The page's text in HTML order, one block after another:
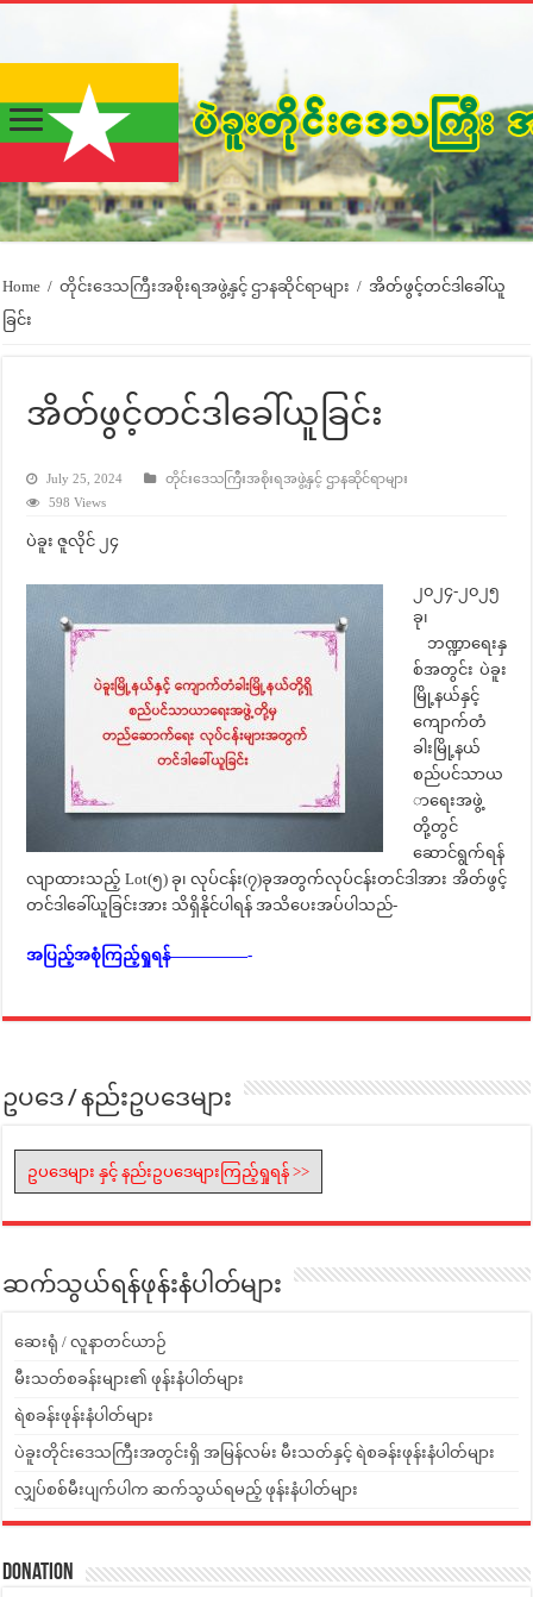
Home / တိုင်းဒေသကြီးအစိုးရအဖွဲ့နှင့် ဌာနဆိုင်ရာများ / အိတ်ဖွင့်တင်ဒါခေါ်ယူ
ခြင်း
အိတ်ဖွင့်တင်ဒါခေါ်ယူခြင်း
July 25, 2024
တိုင်းဒေသကြီးအစိုးရအဖွဲ့နှင့် ဌာနဆိုင်ရာများ
598 Views
ပဲခူး ဇူလိုင် ၂၄
၂၀၂၄-၂၀၂၅
ခု၊
ဘဏ္ဍာရေးနှ
စ်အတွင်း ပဲခူး
မြို့နယ်နှင့်
‌ကျောက်တံ
ခါးမြို့နယ်
စည်ပင်သာယ
ာရေးအဖွဲ့
တို့တွင်
ဆောင်ရွက်ရန်
လျာထားသည့် Lot(၅) ခု၊ လုပ်ငန်း(၇)ခုအတွက်လုပ်ငန်းတင်ဒါအား အိတ်ဖွင့်
တင်ဒါခေါ်ယူခြင်းအား သိရှိနိုင်ပါရန် အသိပေးအပ်ပါသည်-
အပြည့်အစုံကြည့်ရှုရန်—————-
ဥပဒေ / နည်းဥပဒေများ
ဥပဒေများ နှင့် နည်းဥပဒေများကြည့်ရှုရန် >>
ဆက်သွယ်ရန်ဖုန်းနံပါတ်များ
ဆေးရုံ / လူနာတင်ယာဉ်
မီးသတ်စခန်းများ၏ ဖုန်းနံပါတ်များ
ရဲစခန်းဖုန်းနံပါတ်များ
ပဲခူးတိုင်းဒေသကြီးအတွင်းရှိ အမြန်လမ်း မီးသတ်နှင့် ရဲစခန်းဖုန်းနံပါတ်များ
လျှပ်စစ်မီးပျက်ပါက ဆက်သွယ်ရမည့် ဖုန်းနံပါတ်များ
Donation